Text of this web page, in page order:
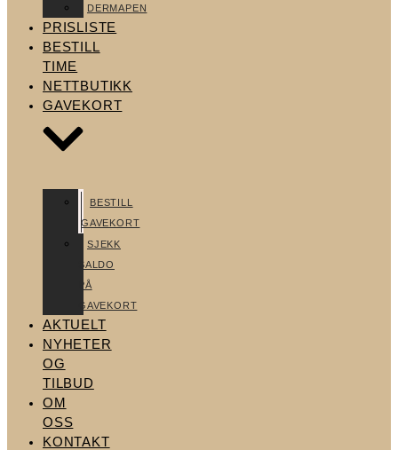
DERMAPEN
PRISLISTE
BESTILL
TIME
NETTBUTIKK
GAVEKORT
BESTILL
GAVEKORT
SJEKK
SALDO
PÅ
GAVEKORT
AKTUELT
NYHETER
OG
TILBUD
OM
OSS
KONTAKT